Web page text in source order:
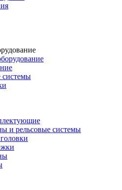
и рельсовые системы